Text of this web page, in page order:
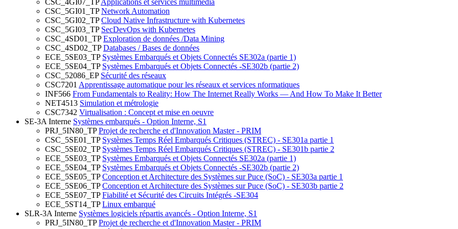
CSC_4GI07_TP Applications et services multimedia
CSC_5GI01_TP Network Automation
CSC_5GI02_TP Cloud Native Infrastructure with Kubernetes
CSC_5GI03_TP SecDevOps with Kubernetes
CSC_4SD01_TP Exploration de données /Data Mining
CSC_4SD02_TP Databases / Bases de données
ECE_5SE03_TP Systèmes Embarqués et Objets Connectés SE302a (partie 1)
ECE_5SE04_TP Systèmes Embarqués et Objets Connectés -SE302b (partie 2)
CSC_52086_EP Sécurité des réseaux
CSC7201 Apprentissage automatique pour les réseaux et services nformatiques
INF566 From Fundamentals to Reality: How The Internet Really Works — And How To Make It Better
NET4513 Simulation et métrologie
CSC7342 Virtualisation : Concept et mise en oeuvre
SE-3A Interne Systèmes embarqués - Option Interne, S1
PRJ_5IN80_TP Projet de recherche et d'Innovation Master - PRIM
CSC_5SE01_TP Systèmes Temps Réel Embarqués Critiques (STREC) - SE301a partie 1
CSC_5SE02_TP Systèmes Temps Réel Embarqués Critiques (STREC) - SE301b partie 2
ECE_5SE03_TP Systèmes Embarqués et Objets Connectés SE302a (partie 1)
ECE_5SE04_TP Systèmes Embarqués et Objets Connectés -SE302b (partie 2)
ECE_5SE05_TP Conception et Architecture des Systèmes sur Puce (SoC) - SE303a partie 1
ECE_5SE06_TP Conception et Architecture des Systèmes sur Puce (SoC) - SE303b partie 2
ECE_5SE07_TP Fiabilité et Sécurité des Circuits Intégrés -SE304
ECE_5ST14_TP Linux embarqué
SLR-3A Interne Systèmes logiciels répartis avancés - Option Interne, S1
PRJ_5IN80_TP Projet de recherche et d'Innovation Master - PRIM